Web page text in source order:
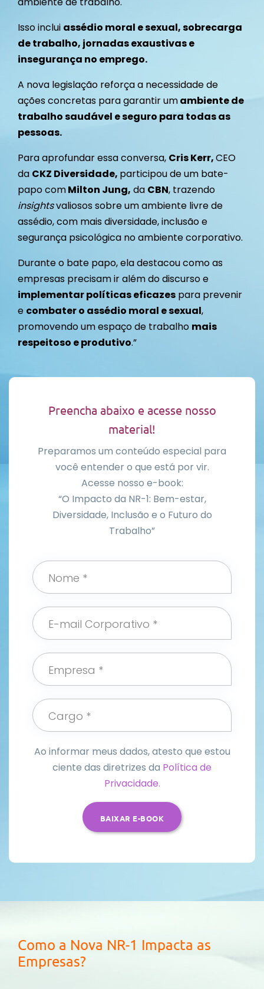
Isso inclui assédio moral e sexual, sobrecarga
de trabalho, jornadas exaustivas e
insegurança no emprego.
A nova legislação reforça a necessidade de
ações concretas para garantir umambiente de
trabalho saudável e seguro para todas as
pessoas.
Para aprofundar essa conversa, Cris Kerr,CEO
da CKZ Diversidade, participou de um bate-
papo comMilton Jung, da CBN, trazendo
insightsvaliosos sobre um ambiente livre de
assédio, com mais diversidade, inclusão e
segurança psicológica no ambiente corporativo.
Durante o bate papo, ela destacou como as
empresas precisam ir além do discurso e
implementar políticas eficazes para prevenir
e combater o assédio moral e sexual,
promovendo um espaço de trabalho mais
respeitoso e produtivo.”
Preencha abaixo e acesse nosso
material!
Preparamos um conteúdo especial para
você entender o que está por vir.
Acesse nosso e-book:
“O Impacto da NR-1: Bem-estar,
Diversidade, Inclusão e o Futuro do
Trabalho”
Ao informar meus dados, atesto que estou
ciente das diretrizes da Política de
Privacidade.
Como a Nova NR-1 Impacta as
Empresas?